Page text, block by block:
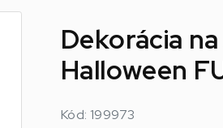
Dekorácia
Halloween
Kód: 199973